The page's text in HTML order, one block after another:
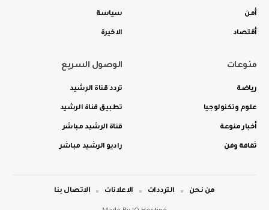
أمن
أقتصاد
سياسة
الاخيرة
منوعات
رياضة
علوم وتكنولوجيا
أخبار منوعة
ثقافة وفن
الوصول السريع
تردد قناة الرشيد
تطبيق قناة الرشيد
قناة الرشيد مباشر
راديو الرشيد مباشر
من نحن الترددات الاعلانات الاتصال بنا